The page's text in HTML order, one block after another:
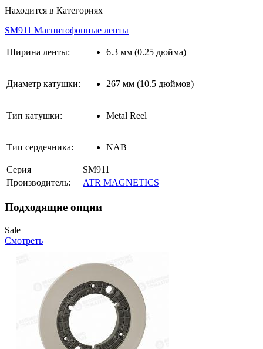
Находится в Категориях
SM911 Магнитофонные ленты
Ширина ленты: 6.3 мм (0.25 дюйма)
Диаметр катушки: 267 мм (10.5 дюймов)
Тип катушки: Metal Reel
Тип сердечника: NAB
Серия
SM911
Производитель:
ATR MAGNETICS
Подходящие опции
Sale
Смотреть